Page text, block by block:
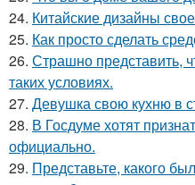
24. Китайские дизайны
25. Как просто сделать
26. Страшно представить,
таких условиях.
27. Девушка свою кухню в
28. В Госдуме хотят
официально.
29. Представьте, какого